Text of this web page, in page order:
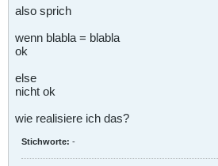
also sprich
wenn blabla = blabla
ok
else
nicht ok
wie realisiere ich das?
Stichworte: -